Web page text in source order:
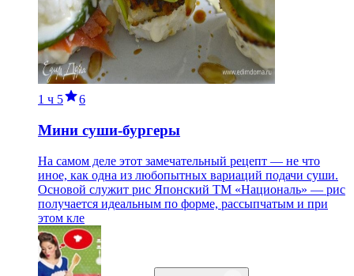
1 ч 5 6
Мини суши-бургеры
На самом деле этот замечательный рецепт — не что
иное, как одна из любопытных вариаций подачи суши.
Основой служит рис Японский ТМ «Националь» — рис
получается идеальным по форме, рассыпчатым и при
этом кле